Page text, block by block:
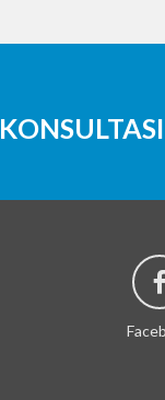
KONSULTASI